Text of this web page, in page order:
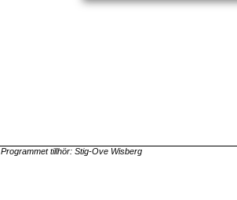
, Programmet tillhör: Stig-Ove Wisberg